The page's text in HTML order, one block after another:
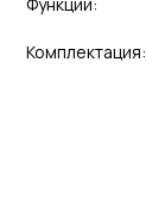
Комплектация: